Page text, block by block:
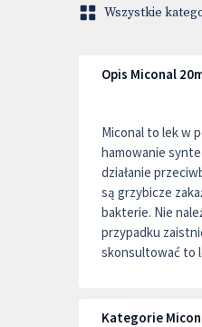
Wszystkie
Opis Miconal
Miconal to lek w
hamowanie
działanie
są grzybicze
bakterie. Nie
przypadku
skonsultować to
Kategorie